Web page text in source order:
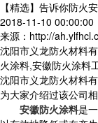
【精选】告诉你防火
2018-11-10 00:00:00
来源：http://
沈阳市义龙防火材料
火涂料,安徽防火涂料
沈阳市义龙防火材料
为大家介绍过该公司
安徽防火涂料是